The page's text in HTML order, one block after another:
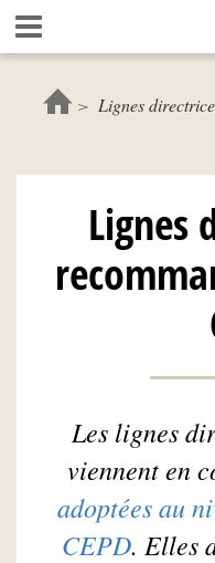
Aller
au
contenu
principal
Lignes
Lignes
Les lignes
viennent en
adoptées au
CEPD. Elles
Gestion de vos préférences